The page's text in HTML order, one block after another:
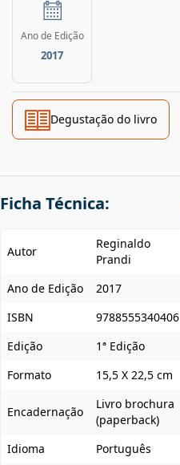
Ano de Edição
2017
Degustação do livro
Ficha Técnica:
Autor
Reginaldo
Prandi
Ano de Edição
2017
ISBN
9788555340406
Edição
1ª Edição
Formato
15,5 X 22,5 cm
Encadernação
Livro brochura
(paperback)
Idioma
Português